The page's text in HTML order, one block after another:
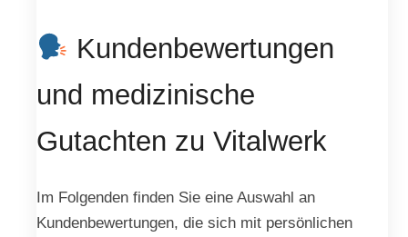
Kundenbewertungen
und medizinische
Gutachten zu Vitalwerk
Im Folgenden finden Sie eine Auswahl an
Kundenbewertungen, die sich mit persönlichen